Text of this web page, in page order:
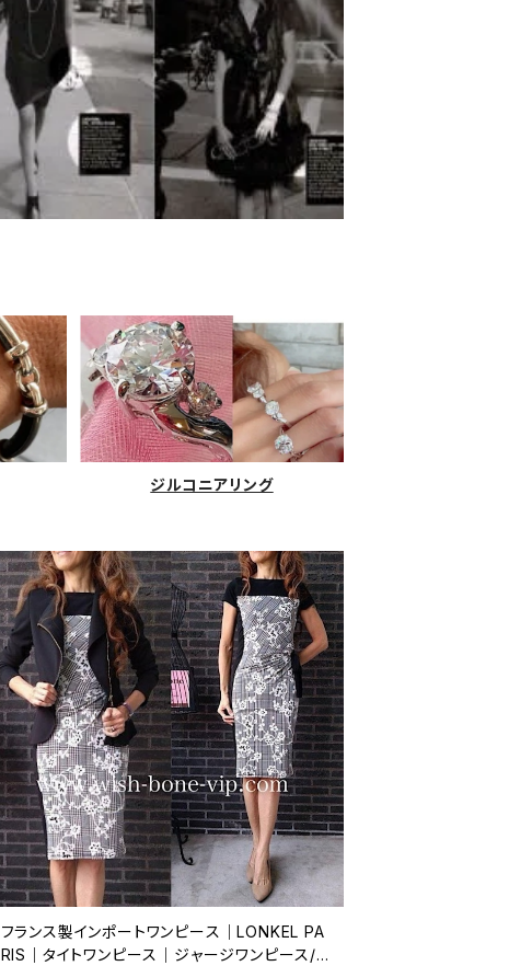
ジルコニアリング
フランス製インポートワンピース｜LONKEL PA
RIS｜タイトワンピース｜ジャージワンピース/